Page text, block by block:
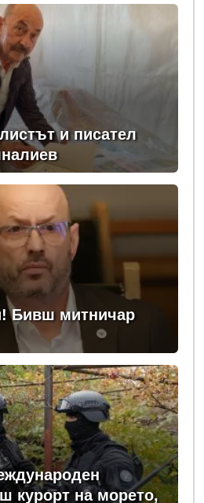
и писател
Бивш митничар
курорт на морето,